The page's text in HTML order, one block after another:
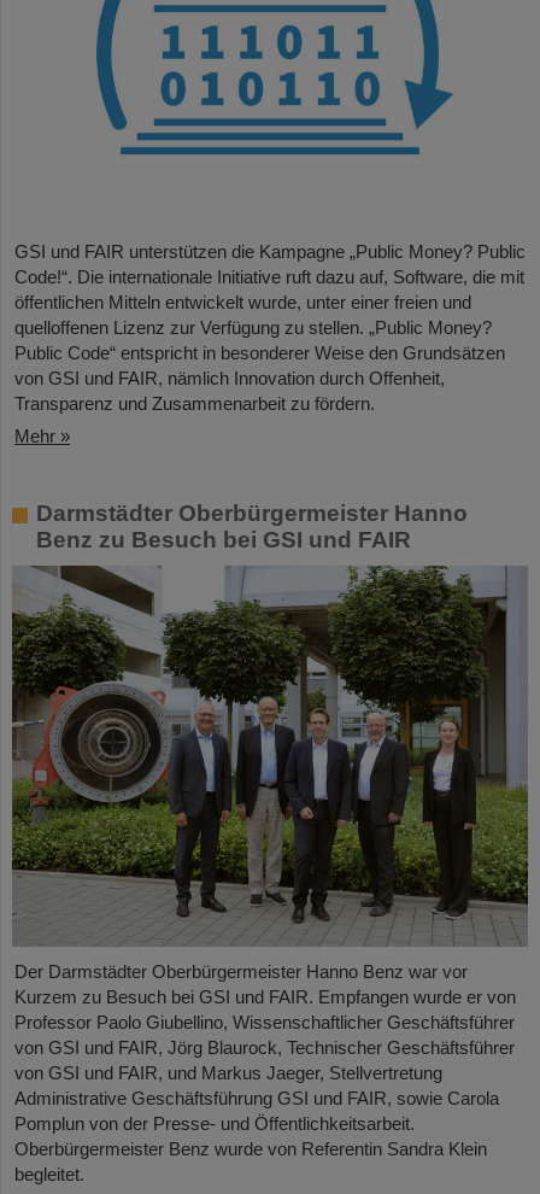
GSI und FAIR unterstützen die Kampagne „Public Money? Public
Code!“. Die internationale Initiative ruft dazu auf, Software, die mit
öffentlichen Mitteln entwickelt wurde, unter einer freien und
quelloffenen Lizenz zur Verfügung zu stellen. „Public Money?
Public Code“ entspricht in besonderer Weise den Grundsätzen
von GSI und FAIR, nämlich Innovation durch Offenheit,
Transparenz und Zusammenarbeit zu fördern.
Mehr »
Darmstädter Oberbürgermeister Hanno
Benz zu Besuch bei GSI und FAIR
Der Darmstädter Oberbürgermeister Hanno Benz war vor
Kurzem zu Besuch bei GSI und FAIR. Empfangen wurde er von
Professor Paolo Giubellino, Wissenschaftlicher Geschäftsführer
von GSI und FAIR, Jörg Blaurock, Technischer Geschäftsführer
von GSI und FAIR, und Markus Jaeger, Stellvertretung
Administrative Geschäftsführung GSI und FAIR, sowie Carola
Pomplun von der Presse- und Öffentlichkeitsarbeit.
Oberbürgermeister Benz wurde von Referentin Sandra Klein
begleitet.